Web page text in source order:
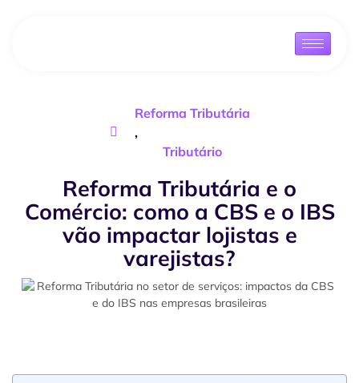
Reforma Tributária
,
Tributário
Reforma Tributária e o
Comércio: como a CBS e o IBS
vão impactar lojistas e
varejistas?